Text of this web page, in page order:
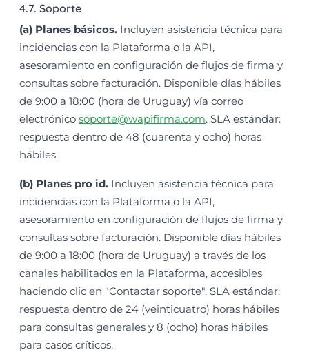
4.7. Soporte
(a) Planes básicos. Incluyen asistencia técnica para
incidencias con la Plataforma o la API,
asesoramiento en configuración de flujos de firma y
consultas sobre facturación. Disponible días hábiles
de 9:00 a 18:00 (hora de Uruguay) vía correo
electrónico soporte@wapifirma.com. SLA estándar:
respuesta dentro de 48 (cuarenta y ocho) horas
hábiles.
(b) Planes pro id. Incluyen asistencia técnica para
incidencias con la Plataforma o la API,
asesoramiento en configuración de flujos de firma y
consultas sobre facturación. Disponible días hábiles
de 9:00 a 18:00 (hora de Uruguay) a través de los
canales habilitados en la Plataforma, accesibles
haciendo clic en "Contactar soporte". SLA estándar:
respuesta dentro de 24 (veinticuatro) horas hábiles
para consultas generales y 8 (ocho) horas hábiles
para casos críticos.